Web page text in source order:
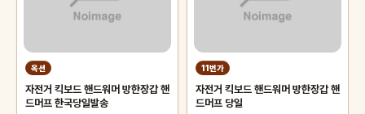
옥션
자전거 킥보드 핸드워머 방한장갑 핸
드머프 한국당일발송
11번가
자전거 킥보드 핸드워머 방한장갑 핸
드머프 당일